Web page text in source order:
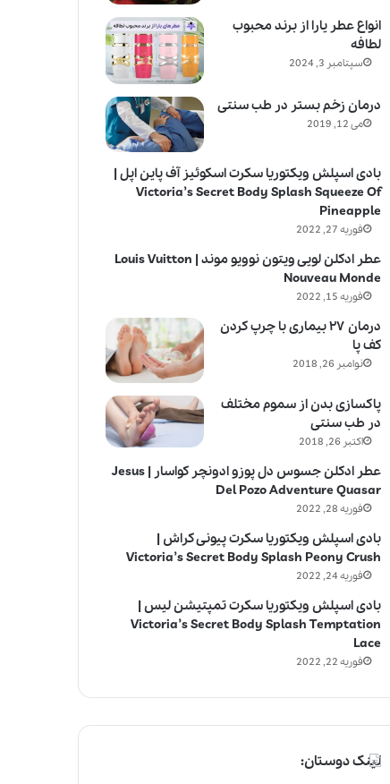
انواع عطر یارا از برند محبوب
لطافه
سپتامبر 3, 2024
درمان زخم بستر در طب سنتی
می 12, 2019
بادی اسپلش ویکتوریا سکرت اسکوئیز آف پاین اپل |
Victoria’s Secret Body Splash Squeeze Of
Pineapple
فوریه 27, 2022
عطر ادکلن لویی ویتون نوویو موند | Louis Vuitton
Nouveau Monde
فوریه 15, 2022
درمان ۲۷ بیماری با چرپ کردن
کف پا
نوامبر 26, 2018
پاکسازی بدن از سموم مختلف
در طب سنتی
اکتبر 26, 2018
عطر ادکلن جسوس دل پوزو ادونچر کواسار | Jesus
Del Pozo Adventure Quasar
فوریه 28, 2022
بادی اسپلش ویکتوریا سکرت پیونی کراش |
Victoria’s Secret Body Splash Peony Crush
فوریه 24, 2022
بادی اسپلش ویکتوریا سکرت تمپتیشن لیس |
Victoria’s Secret Body Splash Temptation
Lace
فوریه 22, 2022
لینک دوستان: